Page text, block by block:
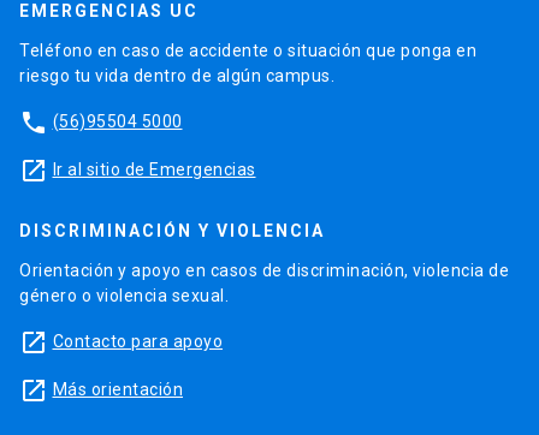
EMERGENCIAS UC
Teléfono en caso de accidente o situación que ponga en
riesgo tu vida dentro de algún campus.
phone (56)95504 5000
launch Ir al sitio de Emergencias
DISCRIMINACIÓN Y VIOLENCIA
Orientación y apoyo en casos de discriminación, violencia de
género o violencia sexual.
launch Contacto para apoyo
launch Más orientación